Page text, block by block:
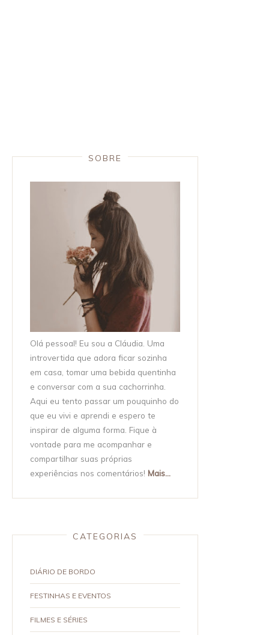
SOBRE
Olá pessoal! Eu sou a Cláudia. Uma
introvertida que adora ficar sozinha
em casa, tomar uma bebida quentinha
e conversar com a sua cachorrinha.
Aqui eu tento passar um pouquinho do
que eu vivi e aprendi e espero te
inspirar de alguma forma. Fique à
vontade para me acompanhar e
compartilhar suas próprias
experiências nos comentários! Mais...
CATEGORIAS
DIÁRIO DE BORDO
FESTINHAS E EVENTOS
FILMES E SÉRIES